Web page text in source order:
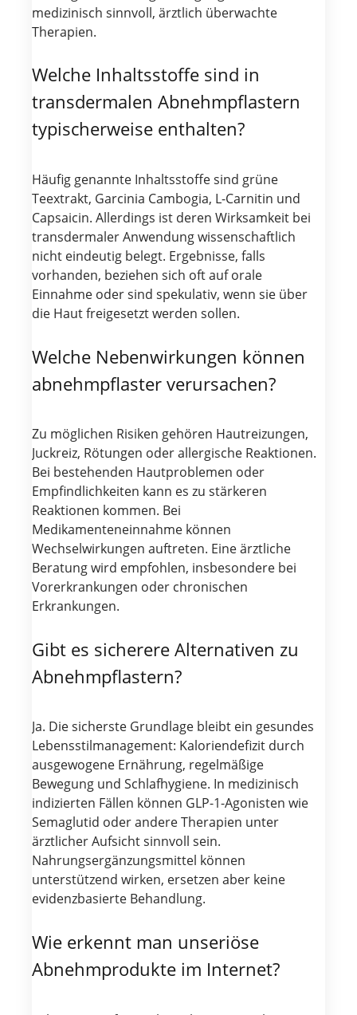
medizinisch sinnvoll, ärztlich überwachte
Therapien.
Welche Inhaltsstoffe sind in
transdermalen Abnehmpflastern
typischerweise enthalten?
Häufig genannte Inhaltsstoffe sind grüne
Teextrakt, Garcinia Cambogia, L-Carnitin und
Capsaicin. Allerdings ist deren Wirksamkeit bei
transdermaler Anwendung wissenschaftlich
nicht eindeutig belegt. Ergebnisse, falls
vorhanden, beziehen sich oft auf orale
Einnahme oder sind spekulativ, wenn sie über
die Haut freigesetzt werden sollen.
Welche Nebenwirkungen können
abnehmpflaster verursachen?
Zu möglichen Risiken gehören Hautreizungen,
Juckreiz, Rötungen oder allergische Reaktionen.
Bei bestehenden Hautproblemen oder
Empfindlichkeiten kann es zu stärkeren
Reaktionen kommen. Bei
Medikamenteneinnahme können
Wechselwirkungen auftreten. Eine ärztliche
Beratung wird empfohlen, insbesondere bei
Vorerkrankungen oder chronischen
Erkrankungen.
Gibt es sicherere Alternativen zu
Abnehmpflastern?
Ja. Die sicherste Grundlage bleibt ein gesundes
Lebensstilmanagement: Kaloriendefizit durch
ausgewogene Ernährung, regelmäßige
Bewegung und Schlafhygiene. In medizinisch
indizierten Fällen können GLP-1-Agonisten wie
Semaglutid oder andere Therapien unter
ärztlicher Aufsicht sinnvoll sein.
Nahrungsergänzungsmittel können
unterstützend wirken, ersetzen aber keine
evidenzbasierte Behandlung.
Wie erkennt man unseriöse
Abnehmprodukte im Internet?